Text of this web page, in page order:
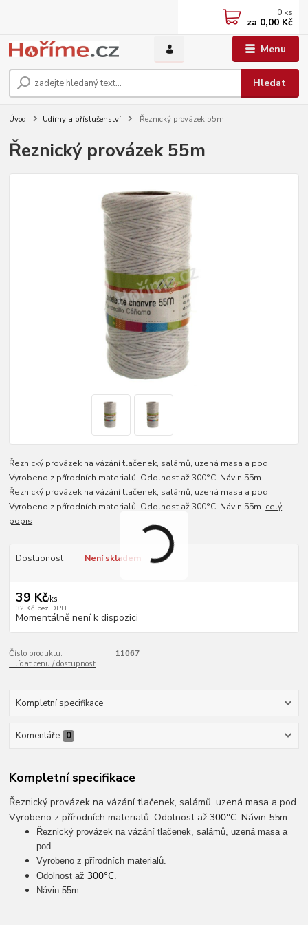
Menu
Hledat
0 ks
za 0,00 Kč
Úvod Udírny a příslušenství Řeznický provázek 55m
Řeznický provázek 55m
Řeznický provázek na vázání tlačenek, salámů, uzená masa a pod.
Vyrobeno z přírodních materialů. Odolnost až 300°C. Návin 55m.
Řeznický provázek na vázání tlačenek, salámů, uzená masa a pod.
Vyrobeno z přírodních materialů. Odolnost až 300°C. Návin 55m. celý
popis
Dostupnost Není skladem
39 Kč/ks
32 Kč bez DPH
Momentálně není k dispozici
Číslo produktu:
11067
Hlídat cenu / dostupnost
Kompletní specifikace
Komentáře 0
Kompletní specifikace
Řeznický provázek na vázání tlačenek, salámů, uzená masa a pod.
Vyrobeno z přírodních materialů. Odolnost až300°C. Návin 55m.
Řeznický provázek na vázání tlačenek, salámů, uzená masa a
pod.
Vyrobeno z přírodních materialů.
Odolnost až300°C
Návin 55m.